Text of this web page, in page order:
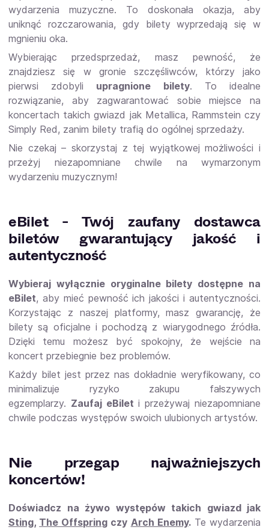
wydarzenia muzyczne. To doskonała okazja, aby
uniknąć rozczarowania, gdy bilety wyprzedają się w
mgnieniu oka.
Wybierając przedsprzedaż, masz pewność, że
znajdziesz się w gronie szczęśliwców, którzy jako
pierwsi zdobyli upragnione bilety. To idealne
rozwiązanie, aby zagwarantować sobie miejsce na
koncertach takich gwiazd jak Metallica, Rammstein czy
Simply Red, zanim bilety trafią do ogólnej sprzedaży.
Nie czekaj – skorzystaj z tej wyjątkowej możliwości i
przeżyj niezapomniane chwile na wymarzonym
wydarzeniu muzycznym!
eBilet - Twój zaufany dostawca
biletów gwarantujący jakość i
autentyczność
Wybieraj wyłącznie oryginalne bilety dostępne na
eBilet, aby mieć pewność ich jakości i autentyczności.
Korzystając z naszej platformy, masz gwarancję, że
bilety są oficjalne i pochodzą z wiarygodnego źródła.
Dzięki temu możesz być spokojny, że wejście na
koncert przebiegnie bez problemów.
Każdy bilet jest przez nas dokładnie weryfikowany, co
minimalizuje ryzyko zakupu fałszywych
egzemplarzy. Zaufaj eBilet i przeżywaj niezapomniane
chwile podczas występów swoich ulubionych artystów.
Nie przegap najważniejszych
koncertów!
Doświadcz na żywo występów takich gwiazd jak
Sting, The Offspring czy Arch Enemy.Te wydarzenia